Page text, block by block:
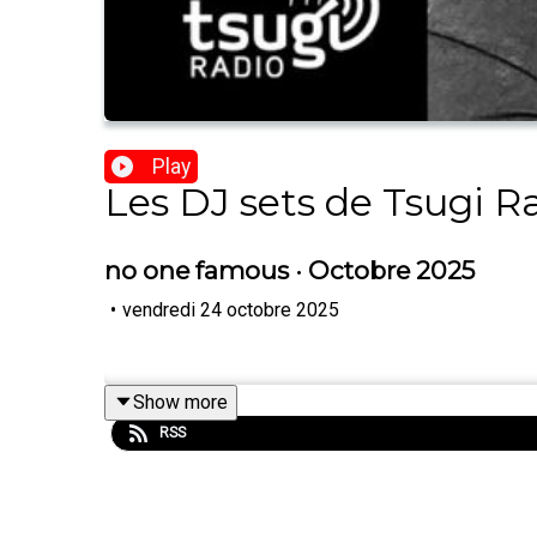
Play
Les DJ sets de Tsugi
no one famous · Octobre 2025
• vendredi 24 octobre 2025
Show more
RSS